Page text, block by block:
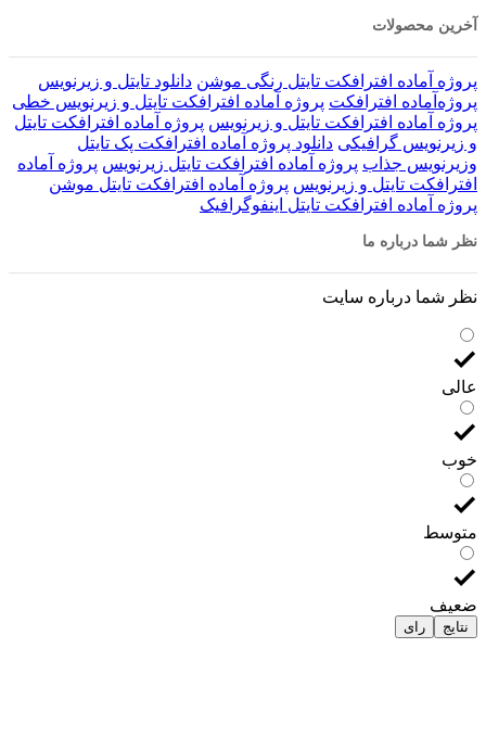
آخرین محصولات
پروژه آماده افترافکت تایتل رنگی موشن دانلود تایتل و زیرنویس‌
پروژه‌آماده افترافکت پروژه آماده افترافکت تایتل و زیرنویس خطی
پروژه آماده افترافکت تایتل و زیرنویس پروژه آماده افترافکت تایتل
و زیرنویس گرافیکی دانلود پروژه آماده افترافکت پک تایتل
وزیرنویس جذاب پروژه آماده افترافکت تایتل زیرنویس پروژه آماده
افترافکت تایتل و زیرنویس پروژه آماده افترافکت تایتل موشن
پروژه آماده افترافکت تایتل اینفوگرافیک
نظر شما درباره ما
نظر شما درباره سایت
عالی
خوب
متوسط
ضعیف
نتایج رای